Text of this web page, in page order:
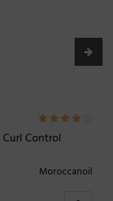
Control
Moroccanoil